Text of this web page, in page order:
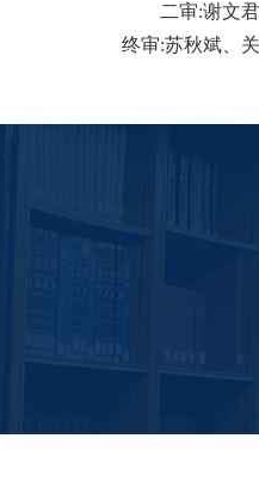
二审:谢文君
终审:苏秋斌、